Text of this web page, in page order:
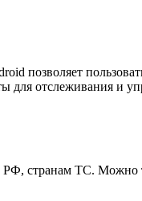
позволяет
отслеживания и
странам ТС.